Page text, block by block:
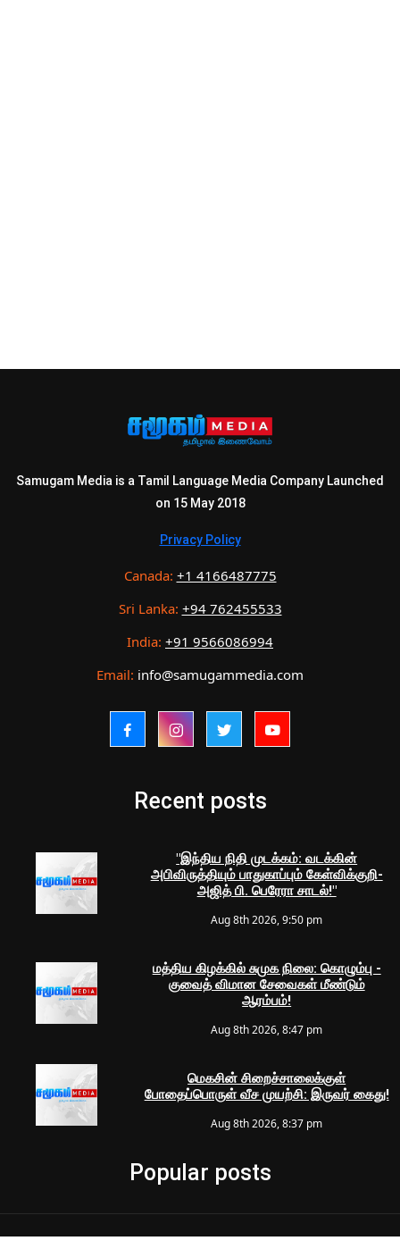
Samugam Media is a Tamil Language Media Company Launched
on 15 May 2018
Privacy Policy
Canada: +1 4166487775
Sri Lanka: +94 762455533
India: +91 9566086994
Email: info@samugammedia.com
Recent posts
"இந்திய நிதி முடக்கம்: வடக்கின்
அபிவிருத்தியும் பாதுகாப்பும் கேள்விக்குறி-
அஜித் பி. பெரேரா சாடல்!"
Aug 8th 2026, 9:50 pm
மத்திய கிழக்கில் சுமுக நிலை: கொழும்பு -
குவைத் விமான சேவைகள் மீண்டும்
ஆரம்பம்!
Aug 8th 2026, 8:47 pm
மெகசின் சிறைச்சாலைக்குள்
போதைப்பொருள் வீச முயற்சி: இருவர் கைது!
Aug 8th 2026, 8:37 pm
Popular posts